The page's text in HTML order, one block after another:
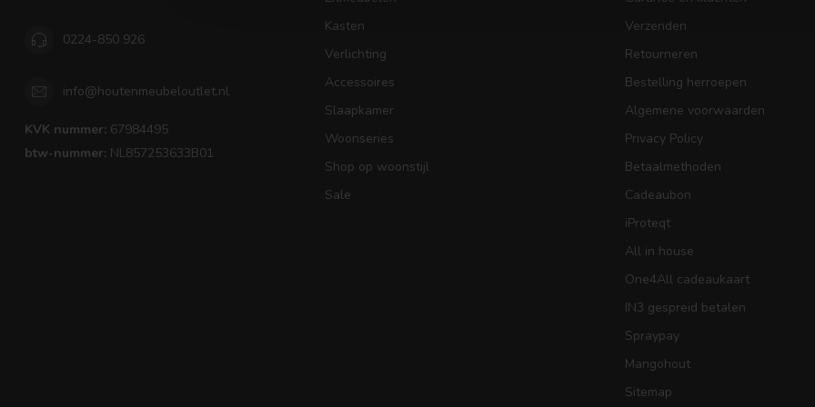
0224-850 926
info@houtenmeubeloutlet.nl
KVK nummer: 67984495
btw-nummer: NL857253633B01
Kasten
Verlichting
Accessoires
Slaapkamer
Woonseries
Shop op woonstijl
Sale
Verzenden
Retourneren
Bestelling herroepen
Algemene voorwaarden
Privacy Policy
Betaalmethoden
Cadeaubon
iProteqt
All in house
One4All cadeaukaart
IN3 gespreid betalen
Spraypay
Mangohout
Sitemap